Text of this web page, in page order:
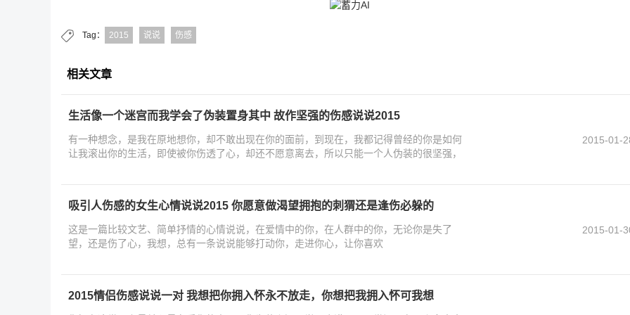
Tag： 2015 说说 伤感
相关文章
生活像一个迷宫而我学会了伪装置身其中 故作坚强的伤感说说2015
有一种想念，是我在原地想你，却不敢出现在你的面前，到现在，我都记得曾经的你是如何
让我滚出你的生活，即使被你伤透了心，却还不愿意离去，所以只能一个人伪装的很坚强，
2015-01-
吸引人伤感的女生心情说说2015 你愿意做渴望拥抱的刺猬还是逢伤必躲的
这是一篇比较文艺、简单抒情的心情说说，在爱情中的你，在人群中的你，无论你是失了
望，还是伤了心，我想，总有一条说说能够打动你，走进你心，让你喜欢
2015-01-
2015情侣伤感说说一对 我想把你拥入怀永不放走，你想把我拥入怀可我想